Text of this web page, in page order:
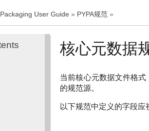
User Guide » PYPA规范 »
核心元数据
当前核心元数据文件格
的规范源。
以下规范中定义的字段